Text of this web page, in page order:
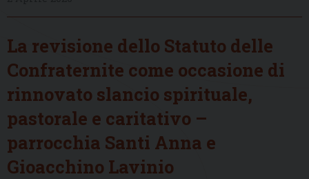
La revisione dello Statuto delle
Confraternite come occasione di
rinnovato slancio spirituale,
pastorale e caritativo –
parrocchia Santi Anna e
Gioacchino Lavinio